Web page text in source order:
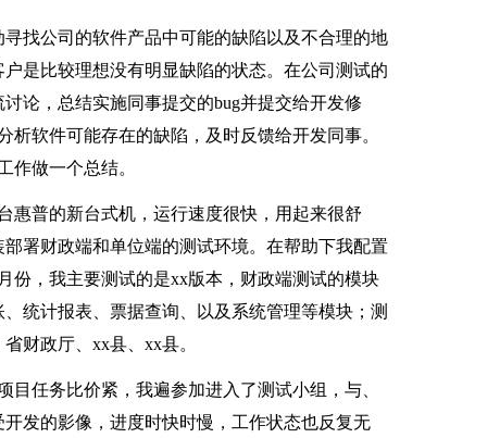
找公司的软件产品中可能的缺陷以及不合理的地
是比较理想没有明显缺陷的状态。在公司测试的
论，总结实施同事提交的bug并提交给开发修
软件可能存在的缺陷，及时反馈给开发同事。
作做一个总结。
惠普的新台式机，运行速度很快，用起来很舒
署财政端和单位端的测试环境。在帮助下我配置
份，我主要测试的是xx版本，财政端测试的模块
统计报表、票据查询、以及系统管理等模块；测
财政厅、xx县、xx县。
任务比价紧，我遍参加进入了测试小组，与、
发的影像，进度时快时慢，工作状态也反复无